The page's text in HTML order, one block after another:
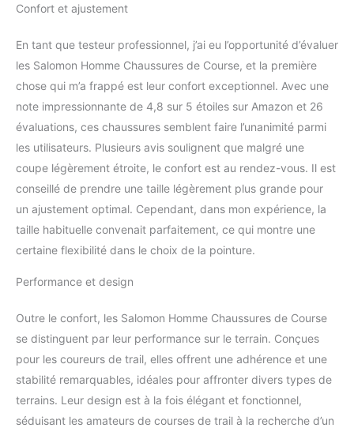
Confort et ajustement
En tant que testeur professionnel, j’ai eu l’opportunité d’évaluer
les Salomon Homme Chaussures de Course, et la première
chose qui m’a frappé est leur confort exceptionnel. Avec une
note impressionnante de 4,8 sur 5 étoiles sur Amazon et 26
évaluations, ces chaussures semblent faire l’unanimité parmi
les utilisateurs. Plusieurs avis soulignent que malgré une
coupe légèrement étroite, le confort est au rendez-vous. Il est
conseillé de prendre une taille légèrement plus grande pour
un ajustement optimal. Cependant, dans mon expérience, la
taille habituelle convenait parfaitement, ce qui montre une
certaine flexibilité dans le choix de la pointure.
Performance et design
Outre le confort, les Salomon Homme Chaussures de Course
se distinguent par leur performance sur le terrain. Conçues
pour les coureurs de trail, elles offrent une adhérence et une
stabilité remarquables, idéales pour affronter divers types de
terrains. Leur design est à la fois élégant et fonctionnel,
séduisant les amateurs de courses de trail à la recherche d’un